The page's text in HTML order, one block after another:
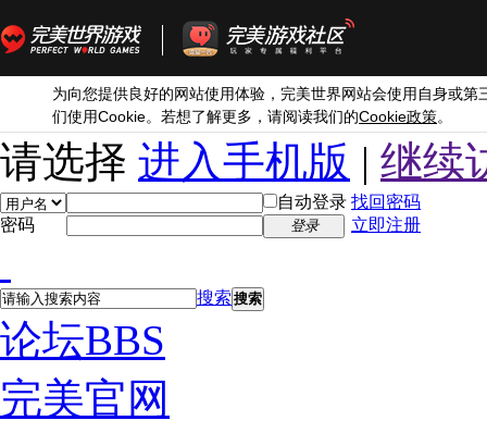
为向您提供良好的网站使用体验，完美世界网站会使用自身或第
们使用Cookie。若想了解更多，请阅读我们的Cookie政策。
请选择 进入手机版 | 继续
自动登录 找回密码
密码
登录 立即注册
搜索 搜索
论坛BBS
完美官网